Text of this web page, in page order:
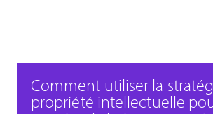
Comment utiliser la
propriété intellectuelle